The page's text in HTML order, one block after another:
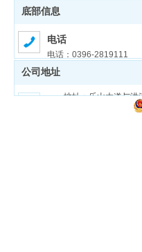
底部信息
电话
电话：0396-2819111
邮箱
邮箱：
公司地址
地址：乐山大道与洪